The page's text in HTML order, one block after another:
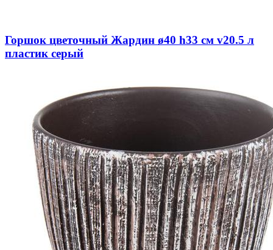
Горшок цветочный Жардин ø40 h33 см v20.5 л
пластик серый